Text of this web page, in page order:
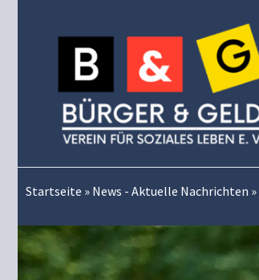
Startseite » News - Aktuelle Nachrichten »